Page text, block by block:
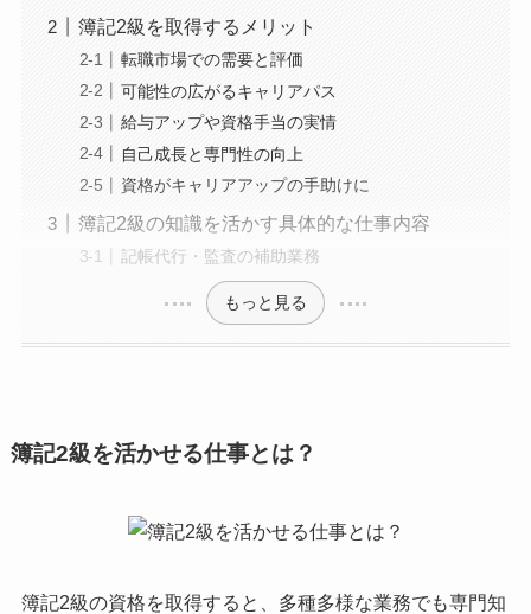
簿記2級を取得するメリット
転職市場での需要と評価
可能性の広がるキャリアパス
給与アップや資格手当の実情
自己成長と専門性の向上
資格がキャリアアップの手助けに
簿記2級の知識を活かす具体的な仕事内容
記帳代行・監査の補助業務
もっと見る
簿記2級を活かせる仕事とは？
簿記2級の資格を取得すると、多種多様な業務でも専門知